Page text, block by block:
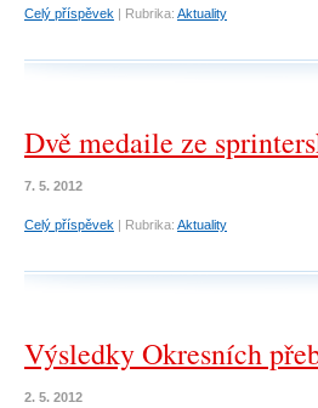
Celý příspěvek | Rubrika: Aktuality
Dvě medaile ze
7. 5. 2012
Celý příspěvek | Rubrika: Aktuality
Výsledky Okresních
2. 5. 2012